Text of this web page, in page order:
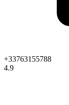
+33763155788
4.9